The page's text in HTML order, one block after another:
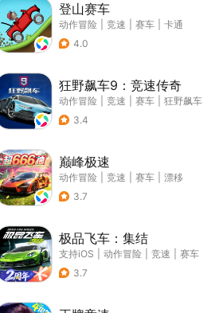
登山赛车
动作冒险 竞速 赛车
卡通
4.0
狂野飙车9：竞速传奇
动作冒险 竞速 赛车
狂野飙车
3.4
巅峰极速
动作冒险 竞速 赛车
漂移
3.7
极品飞车：集结
支持iOS 动作冒险 竞速
赛车
3.7